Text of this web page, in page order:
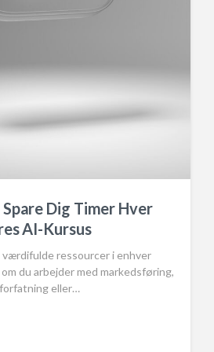
Dig Timer Hver
AI-Kursus
værdifulde ressourcer i enhver
du arbejder med markedsføring,
eller…